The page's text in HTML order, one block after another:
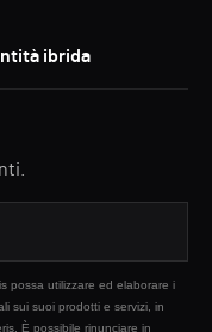
ibrida
possa utilizzare ed elaborare i
sui suoi prodotti e servizi, in
È possibile rinunciare in